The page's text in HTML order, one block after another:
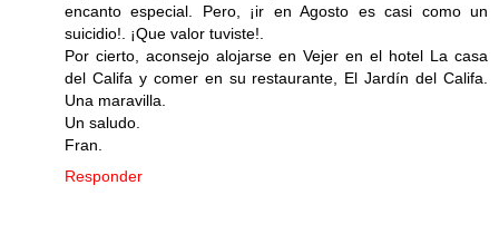
encanto especial. Pero, ¡ir en Agosto es casi como un
suicidio!. ¡Que valor tuviste!.
Por cierto, aconsejo alojarse en Vejer en el hotel La casa
del Califa y comer en su restaurante, El Jardín del Califa.
Una maravilla.
Un saludo.
Fran.
Responder